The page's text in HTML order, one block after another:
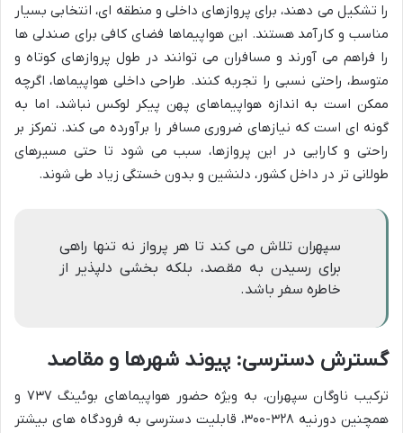
را تشکیل می دهند، برای پروازهای داخلی و منطقه ای، انتخابی بسیار
مناسب و کارآمد هستند. این هواپیماها فضای کافی برای صندلی ها
را فراهم می آورند و مسافران می توانند در طول پروازهای کوتاه و
متوسط، راحتی نسبی را تجربه کنند. طراحی داخلی هواپیماها، اگرچه
ممکن است به اندازه هواپیماهای پهن پیکر لوکس نباشد، اما به
گونه ای است که نیازهای ضروری مسافر را برآورده می کند. تمرکز بر
راحتی و کارایی در این پروازها، سبب می شود تا حتی مسیرهای
طولانی تر در داخل کشور، دلنشین و بدون خستگی زیاد طی شوند.
سپهران تلاش می کند تا هر پرواز نه تنها راهی
برای رسیدن به مقصد، بلکه بخشی دلپذیر از
خاطره سفر باشد.
گسترش دسترسی: پیوند شهرها و مقاصد
ترکیب ناوگان سپهران، به ویژه حضور هواپیماهای بوئینگ ۷۳۷ و
همچنین دورنیه ۳۲۸-۳۰۰، قابلیت دسترسی به فرودگاه های بیشتر